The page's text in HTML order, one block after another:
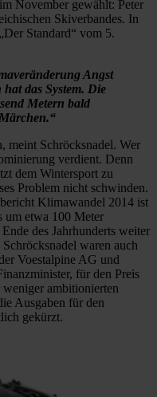
November gewählt: Peter
Skiverbandes. In
Standard“ vom 5.
Angst
das System. Die
Metern bald
meint Schröcksnadel. Wer
verdient. Denn
dem Wintersport zu
Problem nicht schwinden.
Klimawandel 2014 ist
um etwa 100 Meter
des Jahrhunderts weiter
waren auch
Voestalpine AG und
für den Preis
ambitionierten
Ausgaben für den
gekürzt.